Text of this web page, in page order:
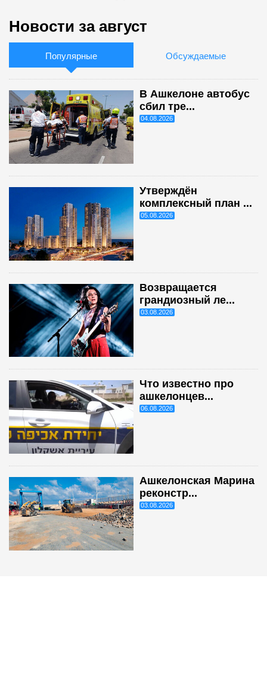
Новости за август
Популярные Обсуждаемые
В Ашкелоне автобус
сбил тре...
04.08.2026
Утверждён
комплексный план ...
05.08.2026
Возвращается
грандиозный ле...
03.08.2026
Что известно про
ашкелонцев...
06.08.2026
Ашкелонская Марина
реконстр...
03.08.2026